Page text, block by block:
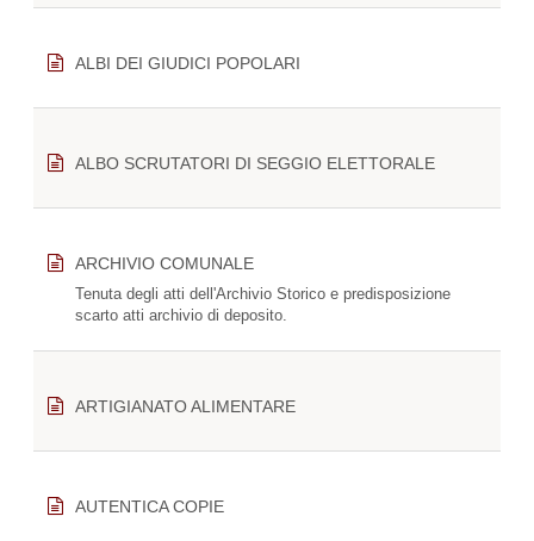
ALBI DEI GIUDICI POPOLARI
ALBO SCRUTATORI DI SEGGIO ELETTORALE
ARCHIVIO COMUNALE
Tenuta degli atti dell'Archivio Storico e predisposizione
scarto atti archivio di deposito.
ARTIGIANATO ALIMENTARE
AUTENTICA COPIE